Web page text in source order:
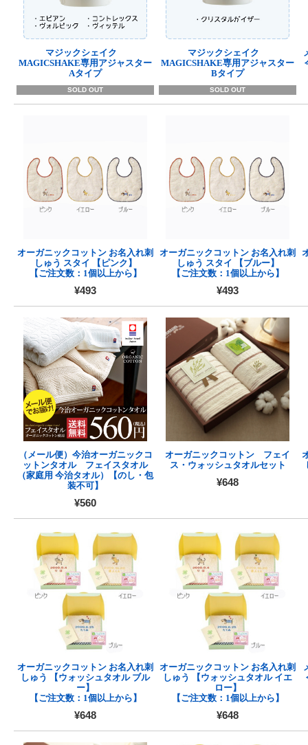
マジックシェイク
MAGICSHAKE専用アジャスター
Aタイプ
SOLD OUT
マジックシェイク
MAGICSHAKE専用アジャスター
Bタイプ
SOLD OUT
オーガニックコットン お名入れ刺
しゅう スタイ 【ピンク】
【ご注文数：1個以上から】
¥493
オーガニックコットン お名入れ刺
しゅう スタイ 【ブルー】
【ご注文数：1個以上から】
¥493
（メール便）今治オーガニックコ
ットンタオル フェイスタオル
（家庭用 今治タオル）【のし・包
装不可】
¥560
オーガニックコットン フェイ
ス・ウォッシュタオルセット
¥648
オーガニックコットン お名入れ刺
しゅう 【ウォッシュタオル ブル
ー】
【ご注文数：1個以上から】
¥648
オーガニックコットン お名入れ刺
しゅう 【ウォッシュタオル イエ
ロー】
【ご注文数：1個以上から】
¥648